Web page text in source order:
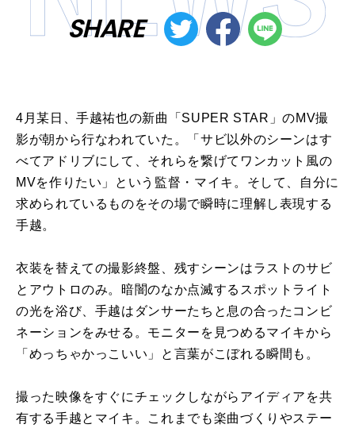
SHARE
4月某日、手越祐也の新曲「SUPER STAR」のMV撮
影が朝から行なわれていた。「サビ以外のシーンはす
べてアドリブにして、それらを繋げてワンカット風の
MVを作りたい」という監督・マイキ。そして、自分に
求められているものをその場で瞬時に理解し表現する
手越。
衣装を替えての撮影終盤、残すシーンはラストのサビ
とアウトロのみ。暗闇のなか点滅するスポットライト
の光を浴び、手越はダンサーたちと息の合ったコンビ
ネーションをみせる。モニターを見つめるマイキから
「めっちゃかっこいい」と言葉がこぼれる瞬間も。
撮った映像をすぐにチェックしながらアイディアを共
有する手越とマイキ。これまでも楽曲づくりやステー